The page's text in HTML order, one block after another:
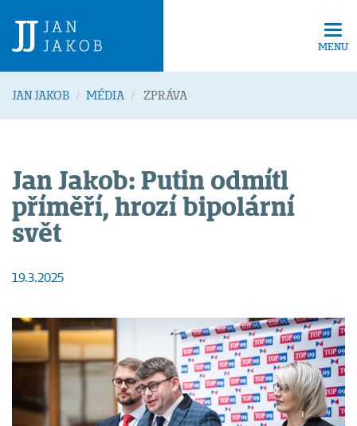
MENU
JAN JAKOB MÉDIA ZPRÁVA
Jan Jakob: Putin odmítl
příměří, hrozí bipolární
svět
19.3.2025